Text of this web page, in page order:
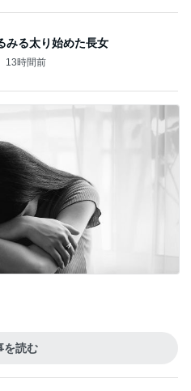
みる太り始めた長女
13時間前
を読む